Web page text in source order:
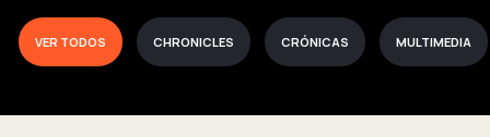
VER TODOS CHRONICLES CRÓNICAS MULTIMEDIA